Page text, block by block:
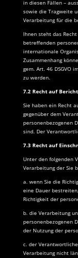
in diesen Fällen –
sowie die Tragweite
Verarbeitung für die
Ihnen steht das
betreffenden
internationale
Zusammenhang
gem. Art. 46 DSGVO
zu werden.
7.2 Recht auf
Sie haben ein Recht
gegenüber dem
personenbezogenen
sind. Der
7.3 Recht auf
Unter den folgenden
Verarbeitung der Sie
a. wenn Sie die
eine Dauer
Richtigkeit der
b. die Verarbeitung
personenbezogenen
der Nutzung der
c. der
Verarbeitung nicht